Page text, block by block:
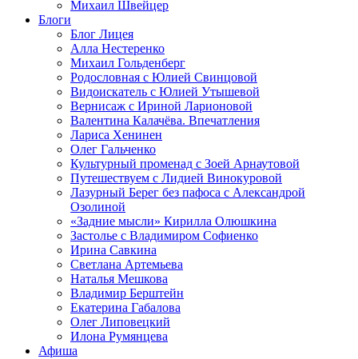
Михаил Швейцер
Блоги
Блог Лицея
Алла Нестеренко
Михаил Гольденберг
Родословная с Юлией Свинцовой
Видоискатель с Юлией Утышевой
Вернисаж с Ириной Ларионовой
Валентина Калачёва. Впечатления
Лариса Хенинен
Олег Гальченко
Культурный променад с Зоей Арнаутовой
Путешествуем с Лидией Винокуровой
Лазурный Берег без пафоса с Александрой
Озолиной
«Задние мысли» Кирилла Олюшкина
Застолье с Владимиром Софиенко
Ирина Савкина
Светлана Артемьева
Наталья Мешкова
Владимир Берштейн
Екатерина Габалова
Олег Липовецкий
Илона Румянцева
Афиша